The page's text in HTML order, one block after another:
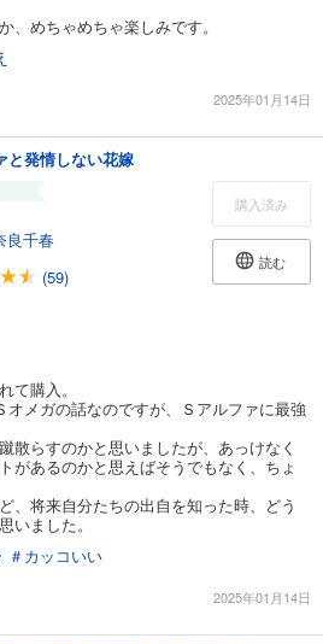
、めちゃめちゃ楽しみです。
2025年01月14日
と発情しない花嫁
良千春
(59)
購入済み
読む
て購入。
メガの話なのですが、Ｓアルファに最強
散らすのかと思いましたが、あっけなく
があるのかと思えばそうでもなく、ちょ
、将来自分たちの出自を知った時、どう
いました。
＃カッコいい
2025年01月14日